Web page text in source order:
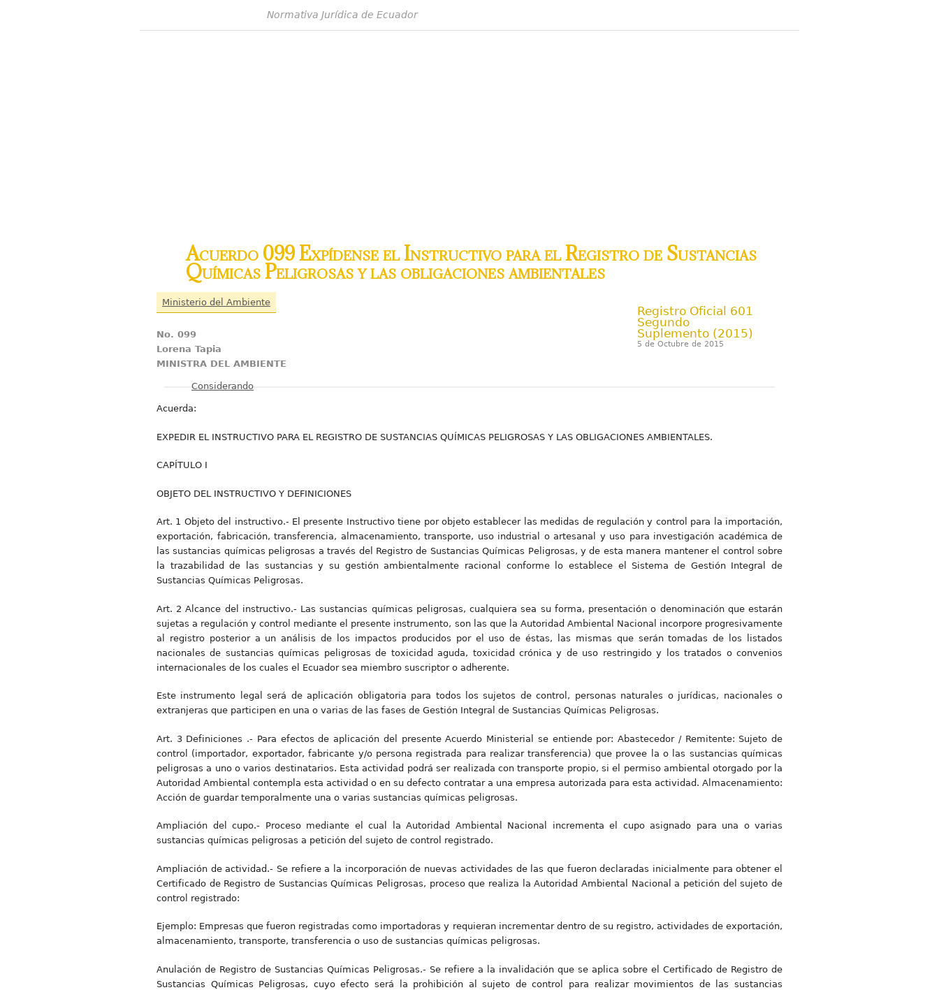
Normativa Jurídica de Ecuador
Acuerdo 099 Expídense el Instructivo para el Registro de Sustancias
Químicas Peligrosas y las obligaciones ambientales
Ministerio del Ambiente
Registro Oficial 601
Segundo
Suplemento (2015)
5 de Octubre de 2015
No. 099
Lorena Tapia
MINISTRA DEL AMBIENTE
Mostrar
Considerando
Acuerda:
EXPEDIR EL INSTRUCTIVO PARA EL REGISTRO DE SUSTANCIAS QUÍMICAS PELIGROSAS Y LAS OBLIGACIONES AMBIENTALES.
CAPÍTULO I
OBJETO DEL INSTRUCTIVO Y DEFINICIONES
Art. 1 Objeto del instructivo.- El presente Instructivo tiene por objeto establecer las medidas de regulación y control para la importación,
exportación, fabricación, transferencia, almacenamiento, transporte, uso industrial o artesanal y uso para investigación académica de
las sustancias químicas peligrosas a través del Registro de Sustancias Químicas Peligrosas, y de esta manera mantener el control sobre
la trazabilidad de las sustancias y su gestión ambientalmente racional conforme lo establece el Sistema de Gestión Integral de
Sustancias Químicas Peligrosas.
Art. 2 Alcance del instructivo.- Las sustancias químicas peligrosas, cualquiera sea su forma, presentación o denominación que estarán
sujetas a regulación y control mediante el presente instrumento, son las que la Autoridad Ambiental Nacional incorpore progresivamente
al registro posterior a un análisis de los impactos producidos por el uso de éstas, las mismas que serán tomadas de los listados
nacionales de sustancias químicas peligrosas de toxicidad aguda, toxicidad crónica y de uso restringido y los tratados o convenios
internacionales de los cuales el Ecuador sea miembro suscriptor o adherente.
Este instrumento legal será de aplicación obligatoria para todos los sujetos de control, personas naturales o jurídicas, nacionales o
extranjeras que participen en una o varias de las fases de Gestión Integral de Sustancias Químicas Peligrosas.
Art. 3 Definiciones .- Para efectos de aplicación del presente Acuerdo Ministerial se entiende por: Abastecedor / Remitente: Sujeto de
control (importador, exportador, fabricante y/o persona registrada para realizar transferencia) que provee la o las sustancias químicas
peligrosas a uno o varios destinatarios. Esta actividad podrá ser realizada con transporte propio, si el permiso ambiental otorgado por la
Autoridad Ambiental contempla esta actividad o en su defecto contratar a una empresa autorizada para esta actividad. Almacenamiento:
Acción de guardar temporalmente una o varias sustancias químicas peligrosas.
Ampliación del cupo.- Proceso mediante el cual la Autoridad Ambiental Nacional incrementa el cupo asignado para una o varias
sustancias químicas peligrosas a petición del sujeto de control registrado.
Ampliación de actividad.- Se refiere a la incorporación de nuevas actividades de las que fueron declaradas inicialmente para obtener el
Certificado de Registro de Sustancias Químicas Peligrosas, proceso que realiza la Autoridad Ambiental Nacional a petición del sujeto de
control registrado:
Ejemplo: Empresas que fueron registradas como importadoras y requieran incrementar dentro de su registro, actividades de exportación,
almacenamiento, transporte, transferencia o uso de sustancias químicas peligrosas.
Anulación de Registro de Sustancias Químicas Peligrosas.- Se refiere a la invalidación que se aplica sobre el Certificado de Registro de
Sustancias Químicas Peligrosas, cuyo efecto será la prohibición al sujeto de control para realizar movimientos de las sustancias